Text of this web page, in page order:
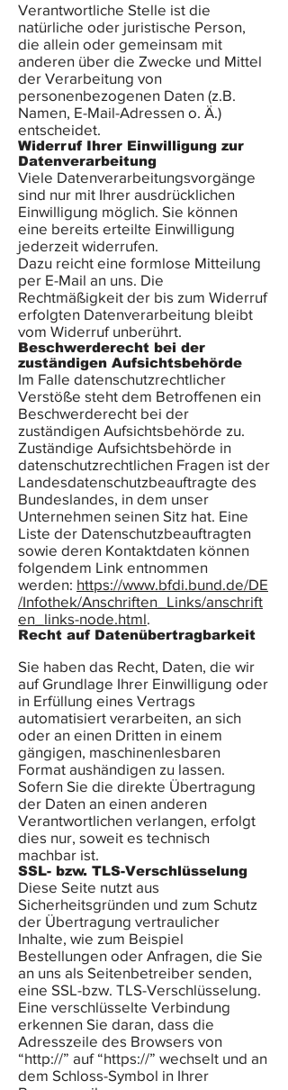
Verantwortliche Stelle ist die
natürliche oder juristische Person,
die allein oder gemeinsam mit
anderen über die Zwecke und Mittel
der Verarbeitung von
personenbezogenen Daten (z.B.
Namen, E-Mail-Adressen o. Ä.)
entscheidet.
Widerruf Ihrer Einwilligung zur
Datenverarbeitung
Viele Datenverarbeitungsvorgänge
sind nur mit Ihrer ausdrücklichen
Einwilligung möglich. Sie können
eine bereits erteilte Einwilligung
jederzeit widerrufen.
Dazu reicht eine formlose Mitteilung
per E-Mail an uns. Die
Rechtmäßigkeit der bis zum Widerruf
erfolgten Datenverarbeitung bleibt
vom Widerruf unberührt.
Beschwerderecht bei der
zuständigen Aufsichtsbehörde
Im Falle datenschutzrechtlicher
Verstöße steht dem Betroffenen ein
Beschwerderecht bei der
zuständigen Aufsichtsbehörde zu.
Zuständige Aufsichtsbehörde in
datenschutzrechtlichen Fragen ist der
Landesdatenschutzbeauftragte des
Bundeslandes, in dem unser
Unternehmen seinen Sitz hat. Eine
Liste der Datenschutzbeauftragten
sowie deren Kontaktdaten können
folgendem Link entnommen
werden: https://www.bfdi.bund.de/DE
/Infothek/Anschriften_Links/anschrift
en_links-node.html.
Recht auf Datenübertragbarkeit
Sie haben das Recht, Daten, die wir
auf Grundlage Ihrer Einwilligung oder
in Erfüllung eines Vertrags
automatisiert verarbeiten, an sich
oder an einen Dritten in einem
gängigen, maschinenlesbaren
Format aushändigen zu lassen.
Sofern Sie die direkte Übertragung
der Daten an einen anderen
Verantwortlichen verlangen, erfolgt
dies nur, soweit es technisch
machbar ist.
SSL- bzw. TLS-Verschlüsselung
Diese Seite nutzt aus
Sicherheitsgründen und zum Schutz
der Übertragung vertraulicher
Inhalte, wie zum Beispiel
Bestellungen oder Anfragen, die Sie
an uns als Seitenbetreiber senden,
eine SSL-bzw. TLS-Verschlüsselung.
Eine verschlüsselte Verbindung
erkennen Sie daran, dass die
Adresszeile des Browsers von
“http://” auf “https://” wechselt und an
dem Schloss-Symbol in Ihrer